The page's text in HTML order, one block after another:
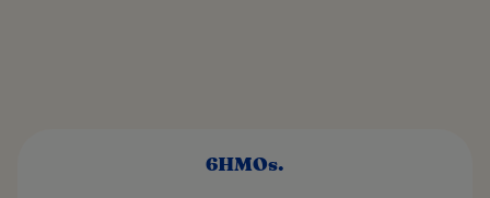
6HMOs.